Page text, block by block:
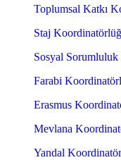
Toplumsal Katkı
Staj
Sosyal
Farabi
Erasmus
Mevlana
Yandal